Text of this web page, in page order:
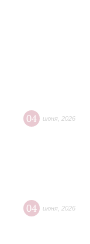
04 июня 2026
04 июня 2026